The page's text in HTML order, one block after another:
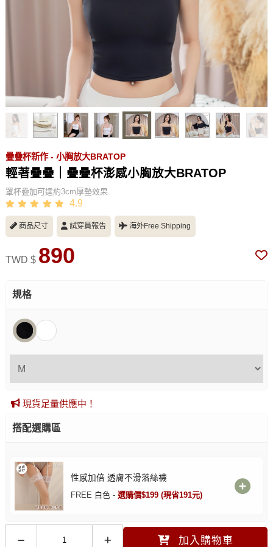
疊疊杯新作 - 小胸放大BRATOP
輕著疊疊｜疊疊杯澎感小胸放大BRATOP
罩杯疊加可達約3cm厚墊效果
4.9
商品尺寸 試穿員報告 海外Free Shipping
TWD $ 890
規格
現貨足量供應中！
搭配選購區
性感加倍 透膚不滑落絲襪
FREE 白色 - 選購價$199 (現省191元)
加入購物車